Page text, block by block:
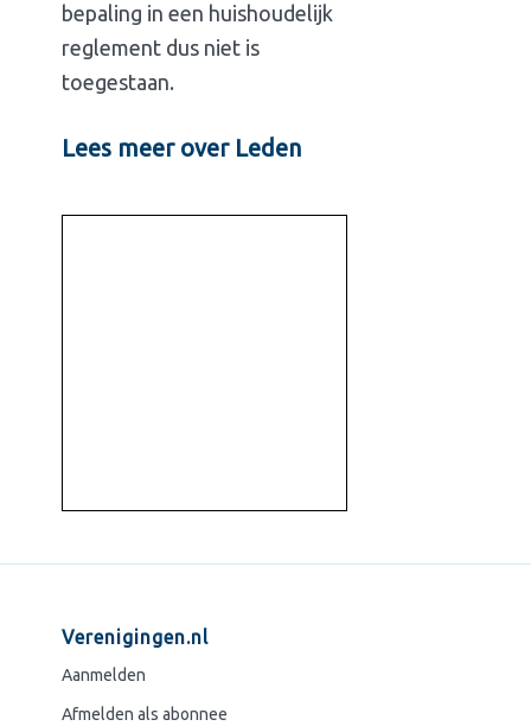
bepaling in een huishoudelijk
reglement dus niet is
toegestaan.
Lees meer over Leden
Verenigingen.nl
Aanmelden
Afmelden als abonnee